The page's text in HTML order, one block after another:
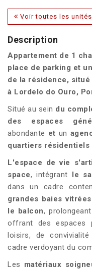
Voir toutes les
Description
Appartement de 1
place de parking et
de la résidence,
à Lordelo do Ouro,
Situé au sein du
des espaces
abondante et un
quartiers résidentiels
L'espace de vie
space, intégrant
le
dans un cadre
grandes baies
le balcon,
offrant des espaces
loisirs, de
cadre verdoyant du
Les matériaux